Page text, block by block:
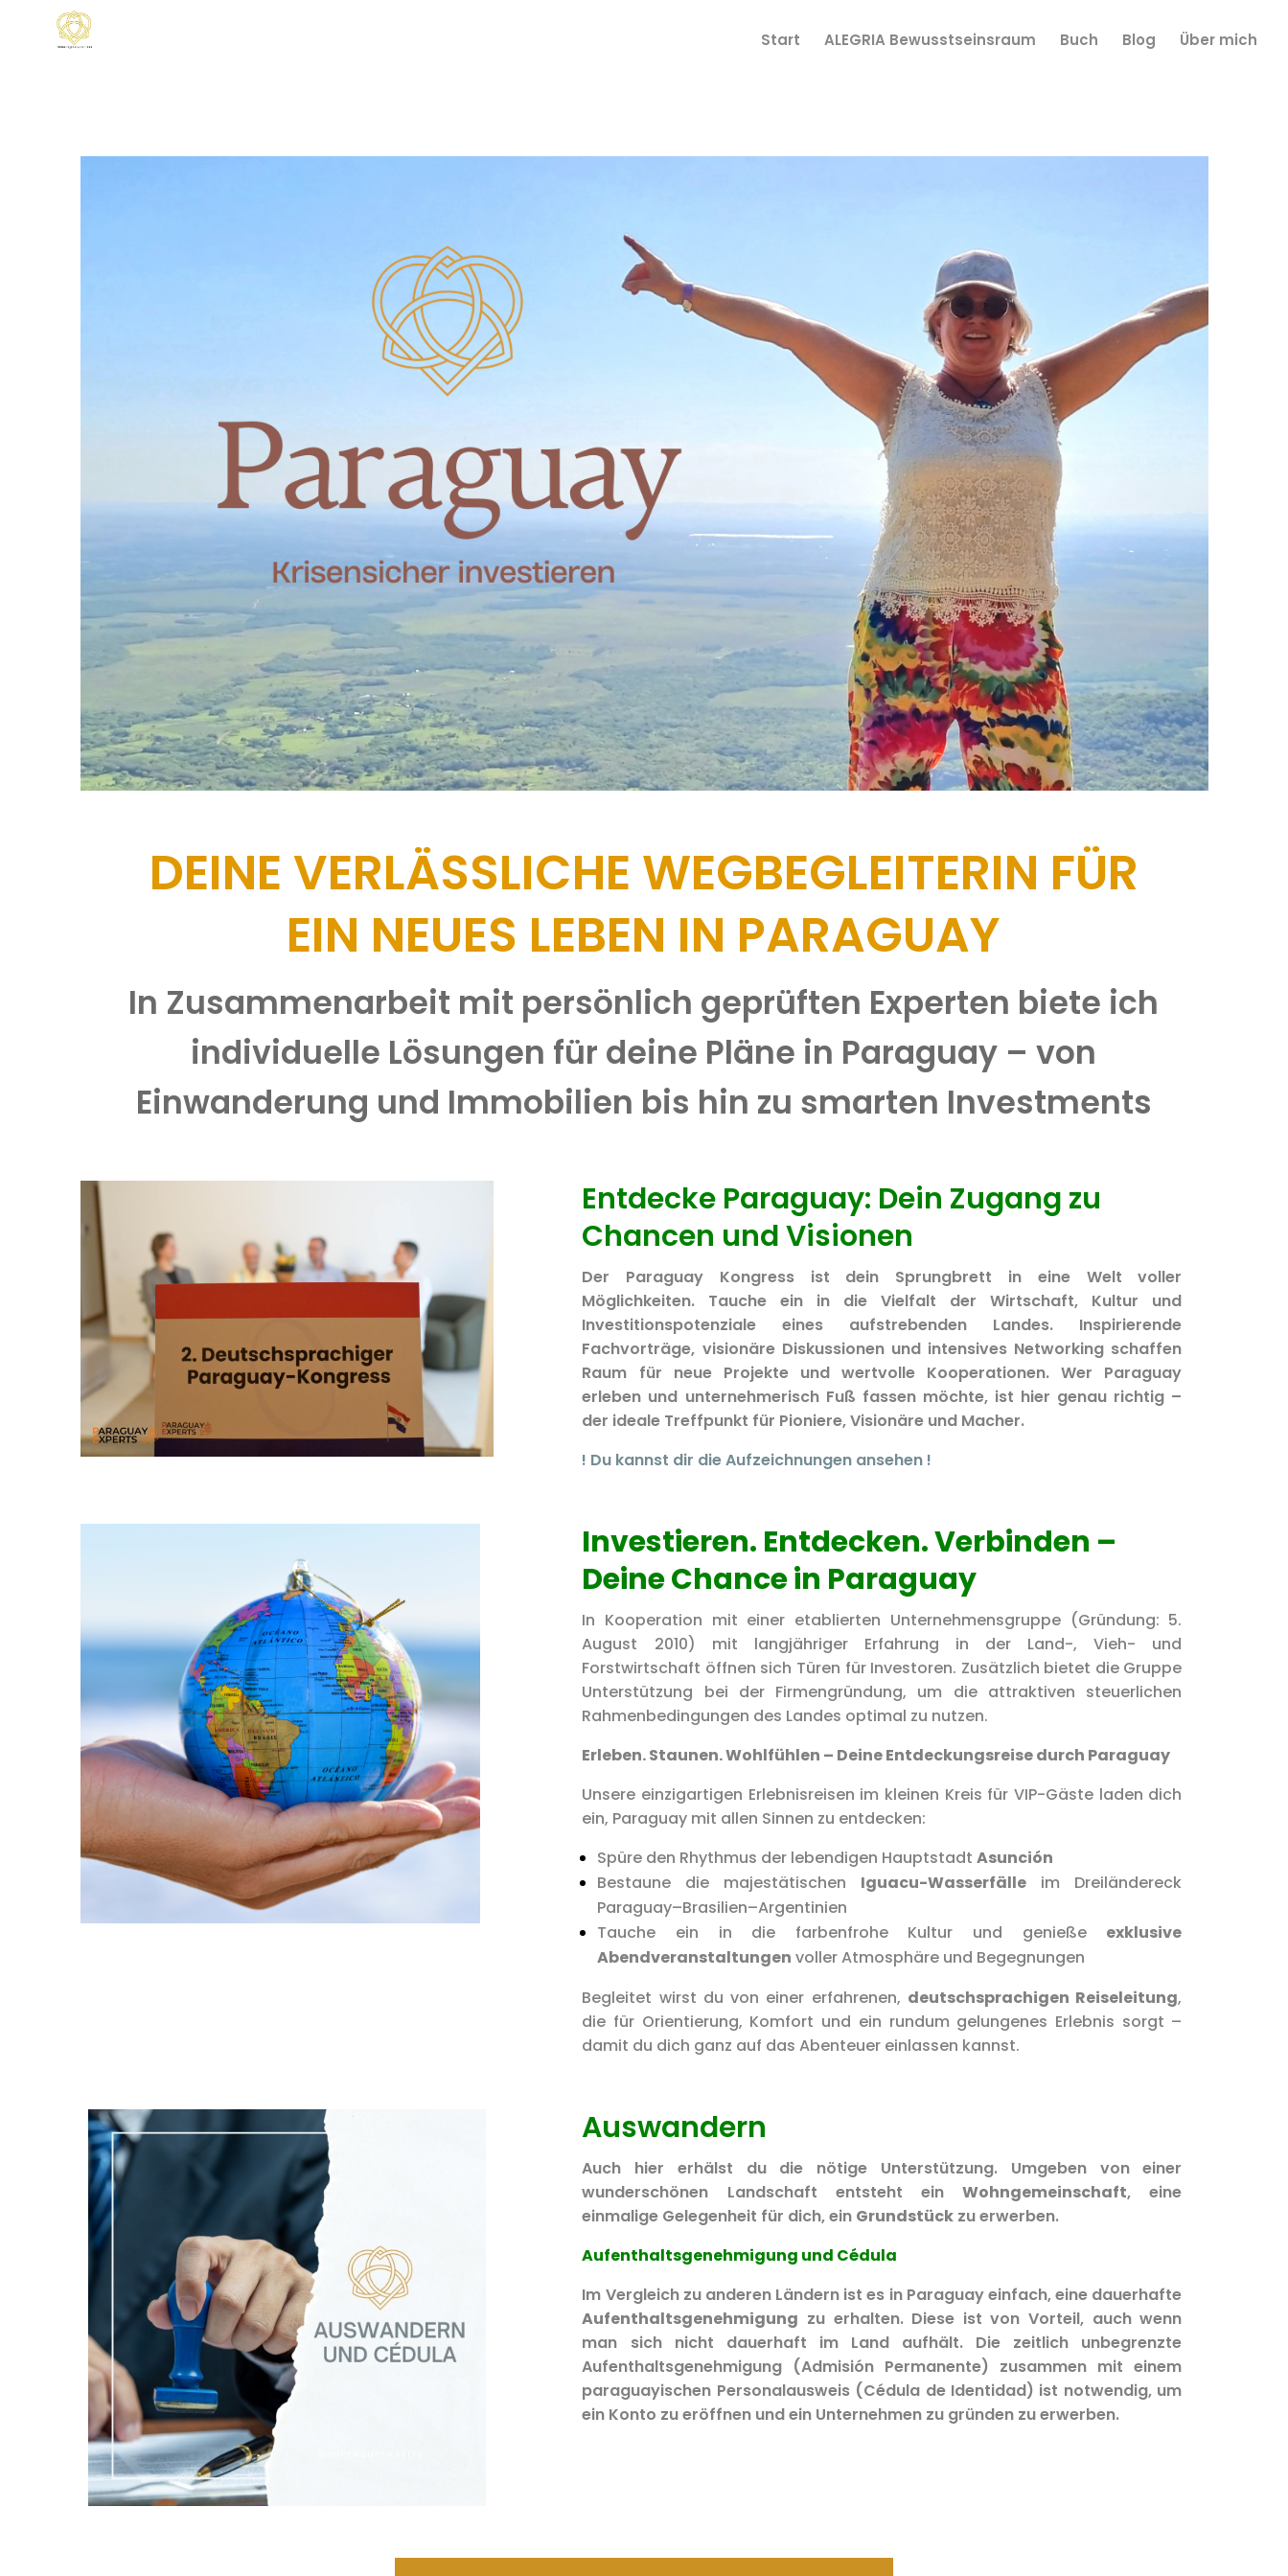
Start ALEGRIA Bewusstseinsraum Buch Blog Über mich
DEINE VERLÄSSLICHE WEGBEGLEITERIN FÜR
EIN NEUES LEBEN IN PARAGUAY
In Zusammenarbeit mit persönlich geprüften Experten biete ich
individuelle Lösungen für deine Pläne in Paraguay – von
Einwanderung und Immobilien bis hin zu smarten Investments
Entdecke Paraguay: Dein Zugang zu
Chancen und Visionen
Der Paraguay Kongress ist dein Sprungbrett in eine Welt voller
Möglichkeiten. Tauche ein in die Vielfalt der Wirtschaft, Kultur und
Investitionspotenziale eines aufstrebenden Landes. Inspirierende
Fachvorträge, visionäre Diskussionen und intensives Networking schaffen
Raum für neue Projekte und wertvolle Kooperationen. Wer Paraguay
erleben und unternehmerisch Fuß fassen möchte, ist hier genau richtig –
der ideale Treffpunkt für Pioniere, Visionäre und Macher.
! Du kannst dir die Aufzeichnungen ansehen !
Investieren. Entdecken. Verbinden –
Deine Chance in Paraguay
In Kooperation mit einer etablierten Unternehmensgruppe (Gründung: 5.
August 2010) mit langjähriger Erfahrung in der Land-, Vieh- und
Forstwirtschaft öffnen sich Türen für Investoren. Zusätzlich bietet die Gruppe
Unterstützung bei der Firmengründung, um die attraktiven steuerlichen
Rahmenbedingungen des Landes optimal zu nutzen.
Erleben. Staunen. Wohlfühlen – Deine Entdeckungsreise durch Paraguay
Unsere einzigartigen Erlebnisreisen im kleinen Kreis für VIP-Gäste laden dich
ein, Paraguay mit allen Sinnen zu entdecken:
Spüre den Rhythmus der lebendigen HauptstadtAsunción
Bestaune die majestätischen Iguacu-Wasserfälle im Dreiländereck
Paraguay–Brasilien–Argentinien
Tauche ein in die farbenfrohe Kultur und genieße exklusive
Abendveranstaltungen voller Atmosphäre und Begegnungen
Begleitet wirst du von einer erfahrenen, deutschsprachigen Reiseleitung,
die für Orientierung, Komfort und ein rundum gelungenes Erlebnis sorgt –
damit du dich ganz auf das Abenteuer einlassen kannst.
Auswandern
Auch hier erhälst du die nötige Unterstützung. Umgeben von einer
wunderschönen Landschaft entsteht einWohngemeinschaft, eine
einmalige Gelegenheit für dich, ein Grundstück zu erwerben.
Aufenthaltsgenehmigung und Cédula
Im Vergleich zu anderen Ländern ist es in Paraguay einfach, eine dauerhafte
Aufenthaltsgenehmigung zu erhalten. Diese ist von Vorteil, auch wenn
man sich nicht dauerhaft im Land aufhält. Die zeitlich unbegrenzte
Aufenthaltsgenehmigung (Admisión Permanente) zusammen mit einem
paraguayischen Personalausweis (Cédula de Identidad) ist notwendig, um
ein Konto zu eröffnen und ein Unternehmen zu gründen zu erwerben.